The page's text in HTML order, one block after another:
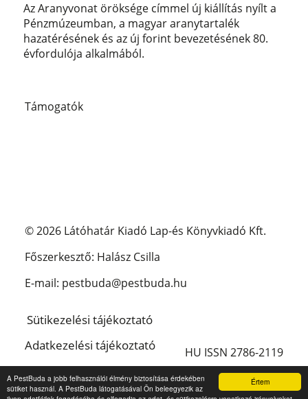
Értem
A PestBuda a jobb felhasználói élmény biztosítása érdekében
sütiket használ. A PestBuda látogatásával Ön beleegyezik az
Az Aranyvonat öröksége címmel új kiállítás nyílt a
Pénzmúzeumban, a magyar aranytartalék
hazatérésének és az új forint bevezetésének 80.
évfordulója alkalmából.
Támogatók
© 2026 Látóhatár Kiadó Lap-és Könyvkiadó Kft.
Főszerkesztő: Halász Csilla
E-mail: pestbuda@pestbuda.hu
Sütikezelési tájékoztató
Adatkezelési tájékoztató
Impresszum
English
HU ISSN 2786-2119